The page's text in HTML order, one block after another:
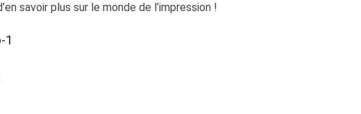
savoir plus sur le monde de l’impression !